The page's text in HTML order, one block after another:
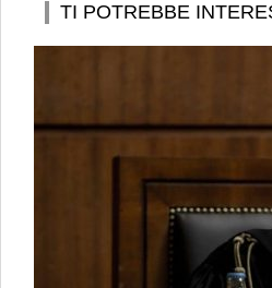
TI POTREBBE